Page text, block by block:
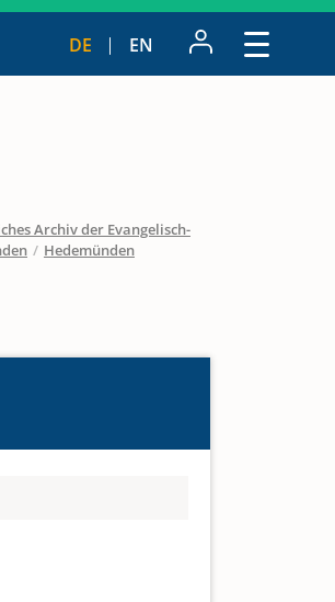
DE EN
Archiv der Evangelisch-
/ Hedemünden